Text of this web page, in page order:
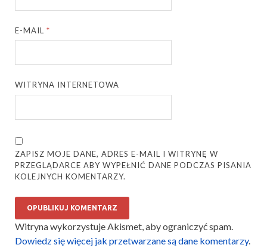
E-MAIL*
WITRYNA INTERNETOWA
ZAPISZ MOJE DANE, ADRES E-MAIL I WITRYNĘ W
PRZEGLĄDARCE ABY WYPEŁNIĆ DANE PODCZAS PISANIA
KOLEJNYCH KOMENTARZY.
Witryna wykorzystuje Akismet, aby ograniczyć spam.
Dowiedz się więcej jak przetwarzane są dane komentarzy.